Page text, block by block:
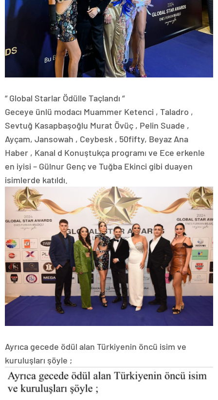
“ Global Starlar Ödülle Taçlandı “
Geceye ünlü modacı Muammer Ketenci , Taladro ,
Sevtuğ Kasapbaşoğlu Murat Övüç , Pelin Suade ,
Ayçam, Jansowah , Ceybesk , 50fifty, Beyaz Ana
Haber , Kanal d Konuştukça programı ve Ece erkenle
en iyisi – Gülnur Genç ve Tuğba Ekinci gibi duayen
isimlerde katıldı.
Ayrıca gecede ödül alan Türkiyenin öncü isim ve
kuruluşları şöyle ;